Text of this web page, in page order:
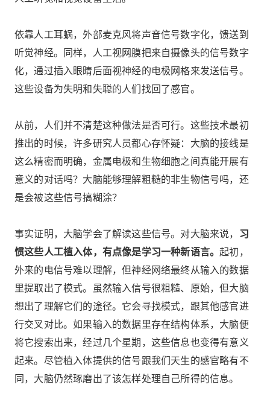
依靠人工耳蜗，外部麦克风将声音信号数字化，馈送到
听觉神经。同样，人工视网膜把来自摄像头的信号数字
化，通过插入眼睛后面视神经的电极网格来发送信号。
这些设备为失明和失聪的人们找回了感官。
从前，人们并不清楚这种做法是否可行。这些技术最初
推出的时候，许多研究人员都心存怀疑：大脑的接线是
这么精密而明确，金属电极和生物细胞之间真能开展有
意义的对话吗？大脑能够理解粗糙的非生物信号吗，还
是会被这些信号搞糊涂？
事实证明，大脑学会了解读这些信号。对大脑来说， 习
惯这些人工植入体，有点像是学习一种新语言。起初，
外来的电信号难以理解，但神经网络最终从输入的数据
里提取出了模式。虽然输入信号很粗糙、原始，但大脑
想出了理解它们的途径。它会寻找模式，跟其他感官进
行交叉对比。如果输入的数据里存在结构体系，大脑便
将它搜索出来，经过几个星期，这些信息也变得有意义
起来。尽管植入体提供的信号跟我们天生的感官略有不
同，大脑仍然琢磨出了该怎样处理自己所得的信息。